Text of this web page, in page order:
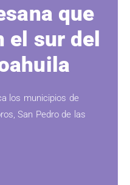
que
el sur del
los municipios de
San Pedro de las